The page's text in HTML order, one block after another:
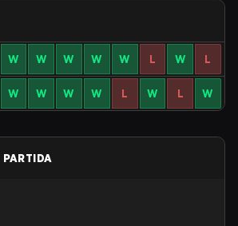
W W W W W L W L
W W W W L W L W
PARTIDA